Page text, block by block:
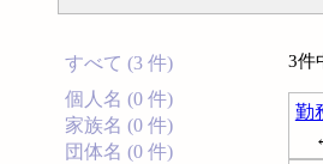
すべて (3 件)
個人名 (0 件)
家族名 (0 件)
団体名 (0 件)
3件
勤